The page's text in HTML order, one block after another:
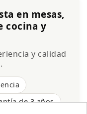
en mesas,
cocina y
y calidad
de 3 años